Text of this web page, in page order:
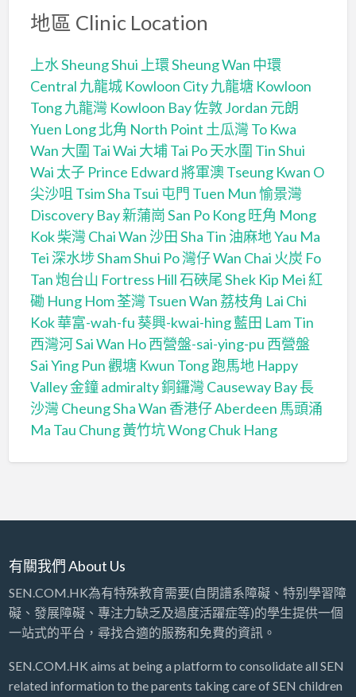
地區 Clinic Location
上水 Sheung Shui 上環 Sheung Wan 中環
Central 九龍城 Kowloon City九龍塘 Kowloon
Tong九龍灣 Kowloon Bay佐敦 Jordan 元朗
Yuen Long北角 North Point 土瓜灣 To Kwa
Wan 大圍 Tai Wai 大埔 Tai Po天水圍 Tin Shui
Wai 太子 Prince Edward將軍澳 Tseung Kwan O
尖沙咀 Tsim Sha Tsui 屯門 Tuen Mun愉景灣
Discovery Bay新蒲崗 San Po Kong旺角 Mong
Kok柴灣 Chai Wan沙田 Sha Tin 油麻地 Yau Ma
Tei深水埗 Sham Shui Po灣仔 Wan Chai 火炭 Fo
Tan炮台山 Fortress Hill石硤尾 Shek Kip Mei 紅
磡 Hung Hom荃灣 Tsuen Wan 荔枝角 Lai Chi
Kok華富-wah-fu葵興-kwai-hing藍田 Lam Tin
西灣河 Sai Wan Ho西營盤-sai-ying-pu 西營盤
Sai Ying Pun觀塘 Kwun Tong跑馬地 Happy
Valley金鐘 admiralty銅鑼灣 Causeway Bay長
沙灣 Cheung Sha Wan 香港仔 Aberdeen 馬頭涌
Ma Tau Chung黃竹坑 Wong Chuk Hang
有關我們 About Us
SEN.COM.HK為有特殊教育需要(自閉譜系障礙、特别學習障
礙、發展障礙、專注力缺乏及過度活躍症等)的學生提供一個
一站式的平台，尋找合適的服務和免費的資訊。
SEN.COM.HK aims at being a platform to consolidate all SEN
related information to the parents taking care of SEN children